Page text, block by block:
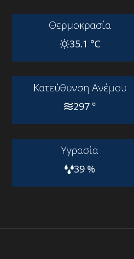
Θερμοκρασία
35.1 °C
Kατεύθυνση Aνέμου
297 °
Yγρασία
39 %